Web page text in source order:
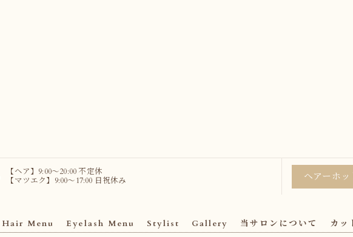
【ヘア】9:00～20:00 不定休
【マツエク】9:00～17:00 日祝休み
ヘアーホッ
Hair Menu Eyelash Menu Stylist Gallery 当サロンについて カッ